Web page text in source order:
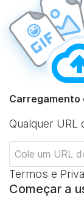
Carregamento
Qualquer URL
Termos e
Começar a